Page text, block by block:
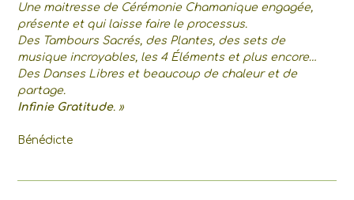
Une maitresse de Cérémonie Chamanique engagée,
présente et qui laisse faire le processus.
Des Tambours Sacrés, des Plantes, des sets de
musique incroyables, les 4 Éléments et plus encore…
Des Danses Libres et beaucoup de chaleur et de
partage.
Infinie Gratitude. »
Bénédicte